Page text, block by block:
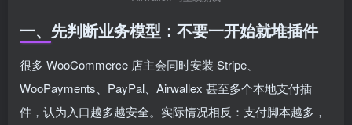
一、先判断业务模型：不要一开始就堆插件
很多 WooCommerce 店主会同时安装 Stripe、
WooPayments、PayPal、Airwallex 甚至多个本地支付插
件，认为入口越多越安全。实际情况相反：支付脚本越多，